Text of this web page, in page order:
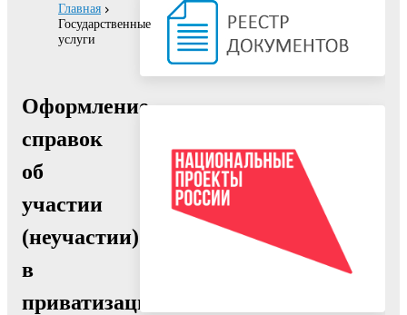
Главная
Государственные
услуги
Оформление
справок
об
участии
(неучастии)
в
приватизации